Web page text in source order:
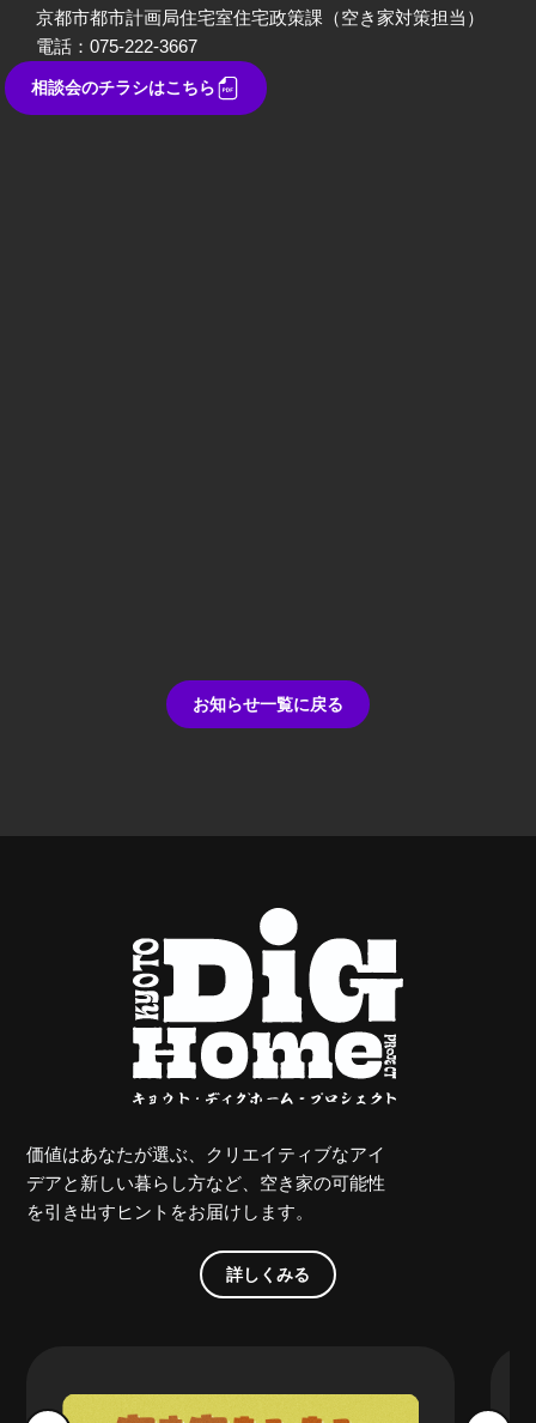
京都市都市計画局住宅室住宅政策課（空き家対策担当）
電話：075-222-3667
相談会のチラシはこちら
お知らせ一覧に戻る
価値はあなたが選ぶ、クリエイティブなアイ
デアと新しい暮らし方など、空き家の可能性
を引き出すヒントをお届けします。
詳しくみる